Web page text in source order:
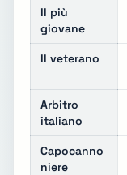
Il più
giovane
Il veterano
Arbitro
italiano
Capocanno
niere